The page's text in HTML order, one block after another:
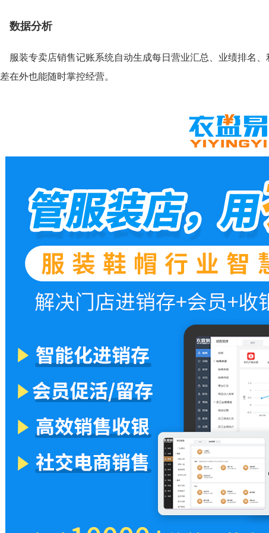
数据分析
服装专卖店销售记账系统自动生成每日营业汇总、业绩排名
在外也能随时掌控经营。